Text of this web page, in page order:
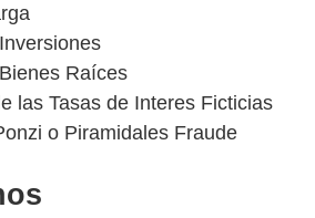
Raíces
las Tasas de Interes Ficticias
o Piramidales Fraude